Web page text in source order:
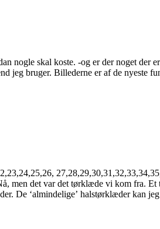
nogle skal koste. -og er der noget der
jeg bruger. Billederne er af de nyeste
men det var det tørklæde vi kom fra.
De ‘almindelige’ halstørklæder kan